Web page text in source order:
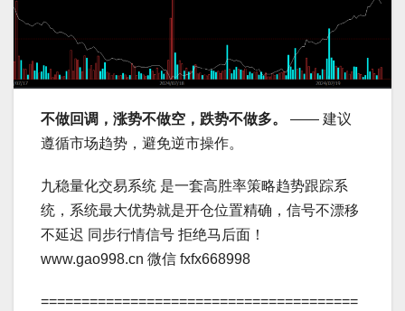
不做回调，涨势不做空，跌势不做多。
—— 建议
遵循市场趋势，避免逆市操作。
九稳量化交易系统 是一套高胜率策略趋势跟踪系
统，系统最大优势就是开仓位置精确，信号不漂移
不延迟 同步行情信号 拒绝马后面！
www.gao998.cn 微信 fxfx668998
=======================================